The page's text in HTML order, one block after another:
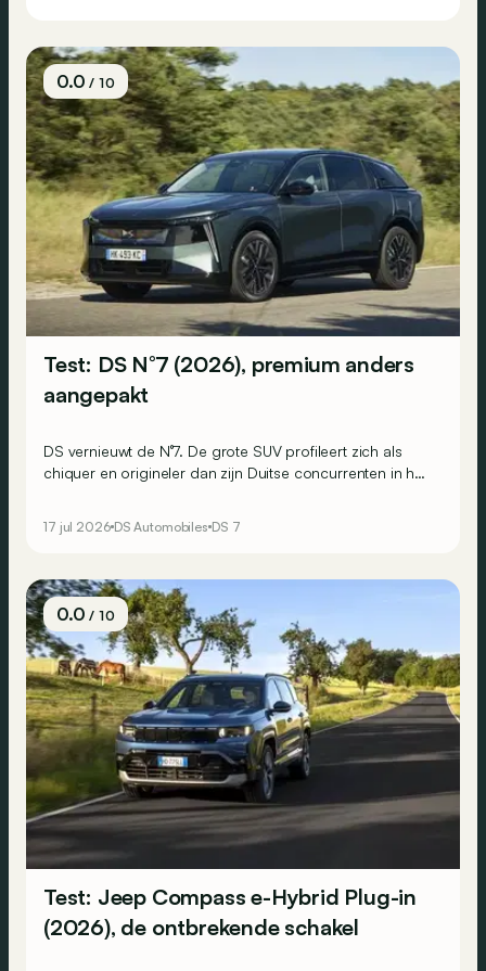
0.0/ 10
Test: DS N°7 (2026), premium anders
aangepakt
DS vernieuwt de N°7. De grote SUV profileert zich als
chiquer en origineler dan zijn Duitse concurrenten in het
overtuigen. Wij reden met zowel de elektrische als de
17 jul 2026 DS Automobiles DS 7
0.0/ 10
Test: Jeep Compass e-Hybrid Plug-in
(2026), de ontbrekende schakel